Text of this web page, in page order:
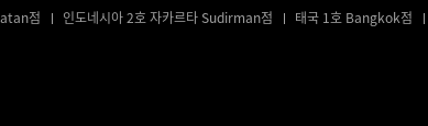
점 인도네시아 2호 자카르타 Sudirman점 태국 1호 Bangkok점